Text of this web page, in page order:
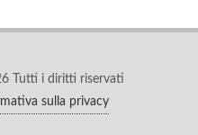
Tutti i diritti riservati
sulla privacy